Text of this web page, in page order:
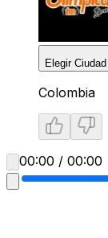
Elegir Ciudad
Colombia
00:00 / 00:00